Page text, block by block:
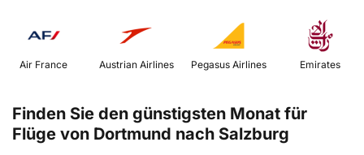
Air France Austrian Airlines Emirates
Finden Sie den günstigsten Monat für
Flüge von Dortmund nach Salzburg